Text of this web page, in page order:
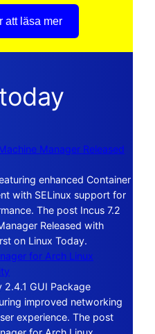
att läsa mer
Manager Released
enhanced Container
with SELinux support for
The post Incus 7.2
Released with
on Linux Today.
for Arch Linux
2.4.1 GUI Package
improved networking
experience. The post